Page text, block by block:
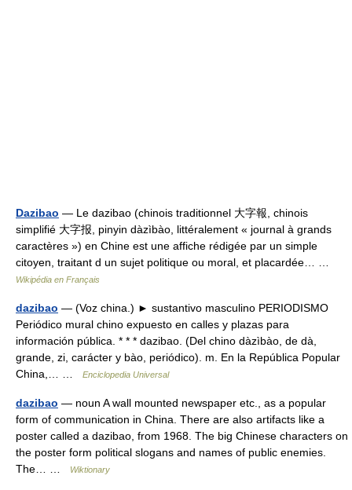
Dazibao — Le dazibao (chinois traditionnel 大字報, chinois
simplifié 大字报, pinyin dàzìbào, littéralement « journal à grands
caractères ») en Chine est une affiche rédigée par un simple
citoyen, traitant d un sujet politique ou moral, et placardée… …
Wikipédia en Français
dazibao — (Voz china.) ► sustantivo masculino PERIODISMO
Periódico mural chino expuesto en calles y plazas para
información pública. * * * dazibao. (Del chino dàzìbào, de dà,
grande, zi, carácter y bào, periódico). m. En la República Popular
China,… …
Enciclopedia Universal
dazibao — noun A wall mounted newspaper etc., as a popular
form of communication in China. There are also artifacts like a
poster called a dazibao, from 1968. The big Chinese characters on
the poster form political slogans and names of public enemies.
The… …
Wiktionary